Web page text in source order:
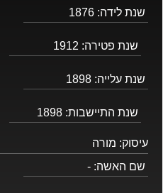
שנת לידה: 1876
שנת פטירה: 1912
שנת עלייה: 1898
שנת התיישבות: 1898
עיסוק: מורה
שם האשה: -